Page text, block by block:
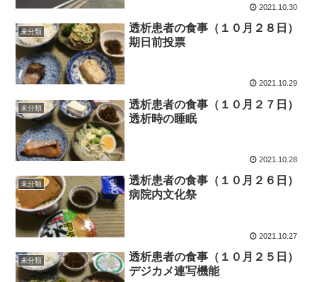
2021.10.30
未分類
透析患者の食事（１０月２８日）
期日前投票
2021.10.29
未分類
透析患者の食事（１０月２７日）
透析時の睡眠
2021.10.28
未分類
透析患者の食事（１０月２６日）
病院内文化祭
2021.10.27
未分類
透析患者の食事（１０月２５日）
デジカメ連写機能